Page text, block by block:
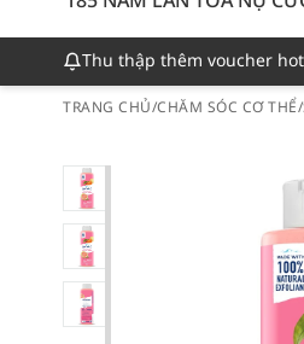
Thu thập thêm voucher
TRANG CHỦ/CHĂM SÓC CƠ THỂ/